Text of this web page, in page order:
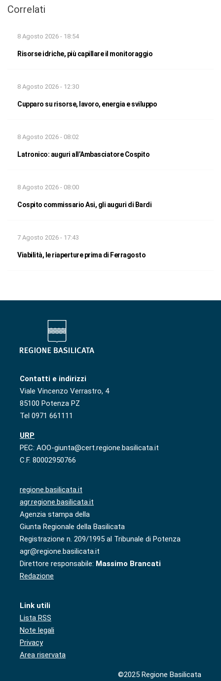
Correlati
8 Agosto 2026 - 18:54
Risorse idriche, più capillare il monitoraggio
8 Agosto 2026 - 12:30
Cupparo su risorse, lavoro, energia e sviluppo
8 Agosto 2026 - 08:02
Latronico: auguri all’Ambasciatore Cospito
8 Agosto 2026 - 08:00
Cospito commissario Asi, gli auguri di Bardi
7 Agosto 2026 - 17:43
Viabilità, le riaperture prima di Ferragosto
Contatti e indirizzi
Viale Vincenzo Verrastro, 4
85100 Potenza PZ
Tel 0971 661111
URP
PEC: AOO-giunta@cert.regione.basilicata.it
C.F. 80002950766
regione.basilicata.it
agr.regione.basilicata.it
Agenzia stampa della
Giunta Regionale della Basilicata
Registrazione n. 209/1995 al Tribunale di Potenza
agr@regione.basilicata.it
Direttore responsabile: Massimo Brancati
Redazione
Link utili
Lista RSS
Note legali
Privacy
Area riservata
©2025 Regione Basilicata